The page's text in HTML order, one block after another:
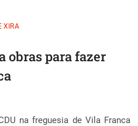
XIRA
obras para fazer
na freguesia de Vila Franca